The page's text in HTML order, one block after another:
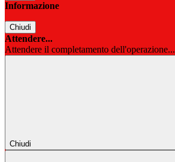
Informazione
Chiudi
Attendere...
Attendere il completamento dell'operazione...
Chiudi